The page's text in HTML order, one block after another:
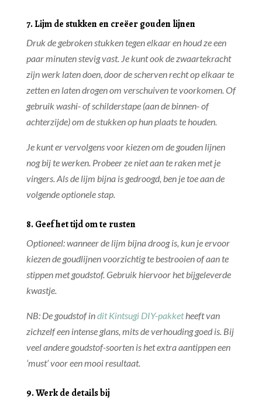
7. Lijm de stukken en creëer gouden lijnen
Druk de gebroken stukken tegen elkaar en houd ze een
paar minuten stevig vast. Je kunt ook de zwaartekracht
zijn werk laten doen, door de scherven recht op elkaar te
zetten en laten drogen om verschuiven te voorkomen. Of
gebruik washi- of schilderstape (aan de binnen- of
achterzijde) om de stukken op hun plaats te houden.
Je kunt er vervolgens voor kiezen om de gouden lijnen
nog bij te werken. Probeer ze niet aan te raken met je
vingers. Als de lijm bijna is gedroogd, ben je toe aan de
volgende optionele stap.
8. Geef het tijd om te rusten
Optioneel: wanneer de lijm bijna droog is, kun je ervoor
kiezen de goudlijnen voorzichtig te bestrooien of aan te
stippen met goudstof. Gebruik hiervoor het bijgeleverde
kwastje.
NB: De goudstof indit Kintsugi DIY-pakketheeft van
zichzelf een intense glans, mits de verhouding goed is. Bij
veel andere goudstof-soorten is het extra aantippen een
‘must’ voor een mooi resultaat.
9. Werk de details bij